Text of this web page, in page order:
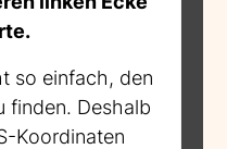
so einfach, den
finden. Deshalb
Koordinaten